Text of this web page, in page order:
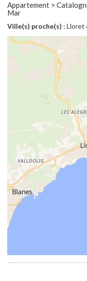
Appartement >
Mar
Ville(s) proche(s) : Lloret